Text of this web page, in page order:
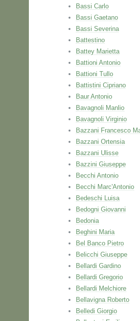
Bassi Carlo
Bassi Gaetano
Bassi Severina
Battestino
Battey Marietta
Battioni Antonio
Battioni Tullo
Battistini Cipriano
Baur Antonio
Bavagnoli Manlio
Bavagnoli Virginio
Bazzani Francesco
Bazzani Ortensia
Bazzani Ulisse
Bazzini Giuseppe
Becchi Antonio
Becchi Marc'Antonio
Bedeschi Luisa
Bedogni Giovanni
Bedonia
Beghini Maria
Bel Banco Pietro
Belicchi Giuseppe
Bellardi Gardino
Bellardi Gregorio
Bellardi Melchiore
Bellavigna Roberto
Belledi Giorgio